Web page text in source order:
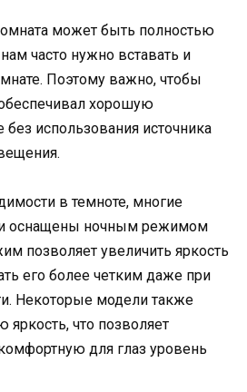
может быть полностью
часто нужно вставать и
Поэтому важно, чтобы
хорошую
использования источника
в темноте, многие
оснащены ночным режимом
позволяет увеличить яркость
его более четким даже при
Некоторые модели также
что позволяет
для глаз уровень